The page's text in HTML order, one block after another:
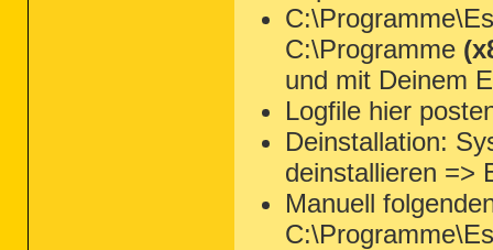
C:\Programme
und mit Deinem
Logfile hier
Deinstallation:
deinstallieren =>
Manuell